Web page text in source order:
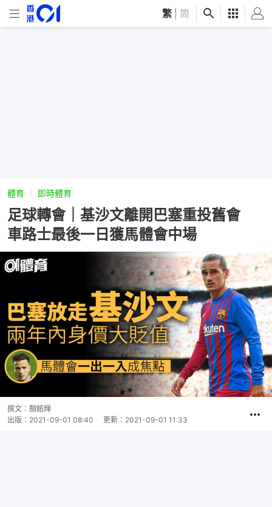
繁 简
體育 即時體育
足球轉會｜基沙文離開巴塞重投舊會
車路士最後一日獲馬體會中場
撰文： 顏銘輝
出版： 2021-09-01 08:40 更新： 2021-09-01 11:33